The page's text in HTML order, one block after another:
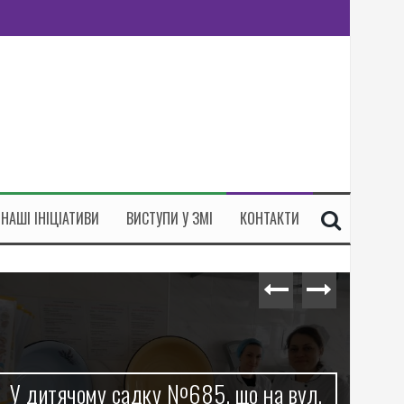
НАШІ ІНІЦІАТИВИ ВИСТУПИ У ЗМІ КОНТАКТИ
У дитячому садку №685, що на вул.